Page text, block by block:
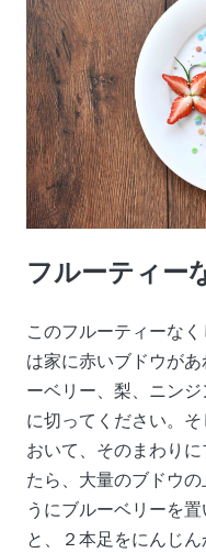
フルーティー
このフルーティーな
は家に赤いブドウが
ーベリー、梨、ニン
に切ってください。
おいて、そのまわり
たら、大量のブドウ
うにブルーベリーを
と、２本足をにんじ